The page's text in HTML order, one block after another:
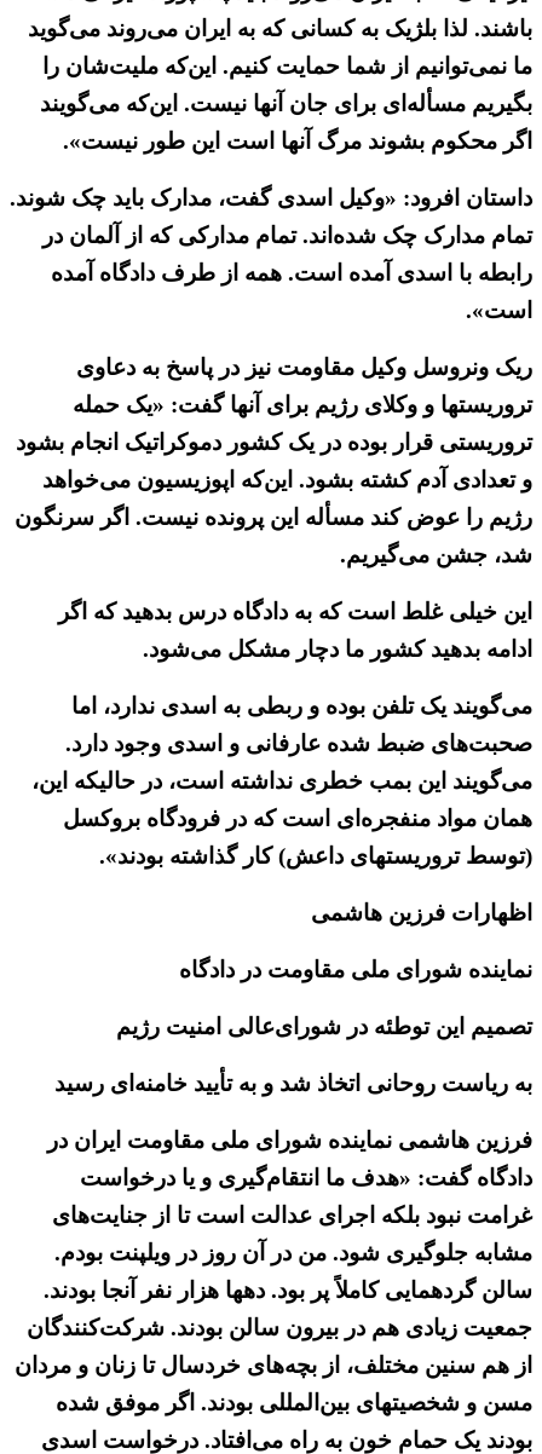
باشند. لذا بلژیک به کسانی که به ایران می‌روند می‌گوید
ما نمی‌توانیم از شما حمایت کنیم. این‌که ملیت‌شان را
بگیریم مسأله‌ای برای جان آنها نیست. این‌که می‌گویند
اگر محکوم بشوند مرگ آنها است این طور نیست».
داستان افرود: «وکیل اسدی گفت، مدارک باید چک شوند.
تمام مدارک چک شده‌اند. تمام مدارکی که از آلمان در
رابطه با اسدی آمده است. همه از طرف دادگاه آمده
است».
ریک ونروسل وکیل مقاومت نیز در پاسخ به دعاوی
تروریستها و وکلای رژیم برای آنها گفت: «یک حمله
تروریستی قرار بوده در یک کشور دموکراتیک انجام بشود
و تعدادی آدم کشته بشود. این‌که اپوزیسیون می‌خواهد
رژیم را عوض کند مسأله این پرونده نیست. اگر سرنگون
شد، جشن می‌گیریم.
این خیلی غلط است که به دادگاه درس بدهید که اگر
ادامه بدهید کشور ما دچار مشکل می‌شود.
می‌گویند یک تلفن بوده و ربطی به اسدی ندارد، اما
صحبت‌های ضبط شده عارفانی و اسدی وجود دارد.
می‌گویند این بمب خطری نداشته است، در حالیکه این،
همان مواد منفجره‌ای است که در فرودگاه بروکسل
(توسط تروریستهای داعش) کار گذاشته بودند».
اظهارات فرزین هاشمی
نماینده شورای ملی مقاومت در دادگاه
تصمیم این توطئه در شورای‌عالی امنیت رژیم
به ریاست روحانی اتخاذ شد و به تأیید خامنه‌ای رسید
فرزین هاشمی نماینده شورای ملی مقاومت ایران در
دادگاه گفت: «هدف ما انتقام‌گیری و یا درخواست
غرامت نبود بلکه اجرای عدالت است تا از جنایت‌های
مشابه جلوگیری شود. من در آن روز در ویلپنت بودم.
سالن گردهمایی کاملاً پر بود. دهها هزار نفر آنجا بودند.
جمعیت زیادی هم در بیرون سالن بودند. شرکت‌کنندگان
از هم سنین مختلف، از بچه‌های خردسال تا زنان و مردان
مسن و شخصیتهای بین‌المللی بودند. اگر موفق شده
بودند یک حمام خون به راه می‌افتاد. درخواست اسدی